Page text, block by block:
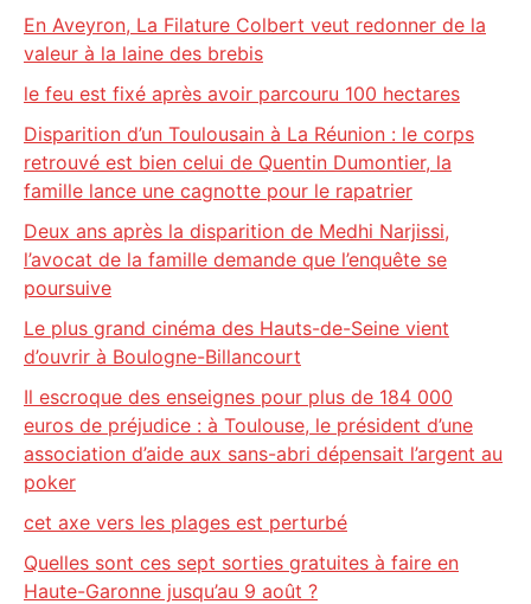
En Aveyron, La Filature Colbert veut redonner de la
valeur à la laine des brebis
le feu est fixé après avoir parcouru 100 hectares
Disparition d’un Toulousain à La Réunion : le corps
retrouvé est bien celui de Quentin Dumontier, la
famille lance une cagnotte pour le rapatrier
Deux ans après la disparition de Medhi Narjissi,
l’avocat de la famille demande que l’enquête se
poursuive
Le plus grand cinéma des Hauts-de-Seine vient
d’ouvrir à Boulogne-Billancourt
Il escroque des enseignes pour plus de 184 000
euros de préjudice : à Toulouse, le président d’une
association d’aide aux sans-abri dépensait l’argent au
poker
cet axe vers les plages est perturbé
Quelles sont ces sept sorties gratuites à faire en
Haute-Garonne jusqu’au 9 août ?